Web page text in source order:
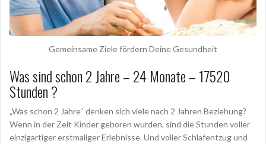
Gemeinsame Ziele fördern Deine Gesundheit
Was sind schon 2 Jahre – 24 Monate – 17520
Stunden ?
„Was schon 2 Jahre“ denken sich viele nach 2 Jahren Beziehung?
Wenn in der Zeit Kinder geboren wurden, sind die Stunden voller
einzigartiger erstmaliger Erlebnisse. Und voller Schlafentzug und